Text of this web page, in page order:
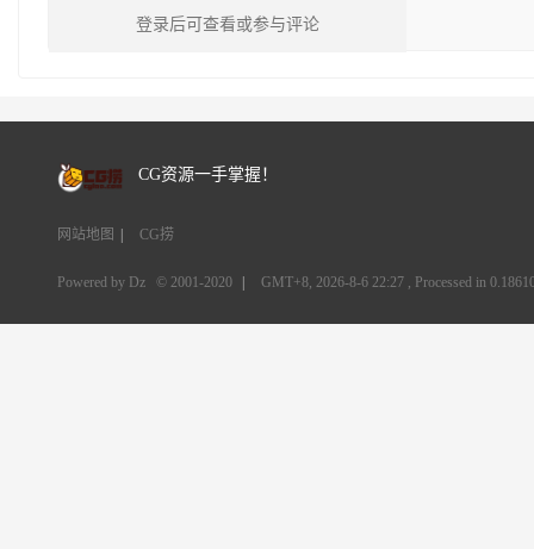
登录后可查看或参与评论
CG资源一手掌握！
网站地图 CG捞
Powered by Dz © 2001-2020 GMT+8, 2026-8-6 22:27 , Processed in